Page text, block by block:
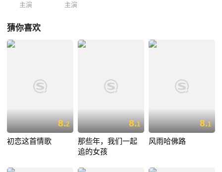
主演 主演
猜你喜欢
8.2
初恋这首情歌
8.1
那些年，我们一起
追的女孩
8.1
风雨哈佛路